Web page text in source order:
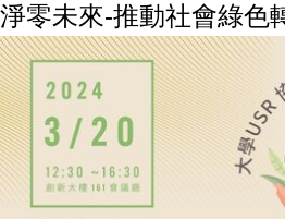
淨零未來-推動社會綠色